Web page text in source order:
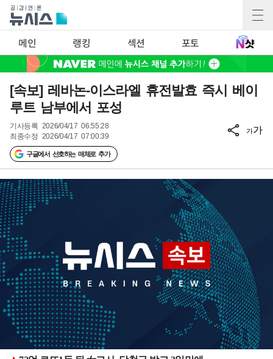
메인 랭킹 섹션 포토
[속보] 레바논-이스라엘 휴전발효 즉시 베이
루트 남부에서 포성
기사등록 2026/04/17 06:55:28
최종수정 2026/04/17 07:00:39
구글에서 선호하는 매체로 추가
가가